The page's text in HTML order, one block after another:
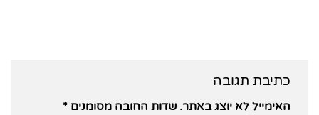
כתיבת תגובה
האימייל לא יוצג באתר. שדות החובה מסומנים *